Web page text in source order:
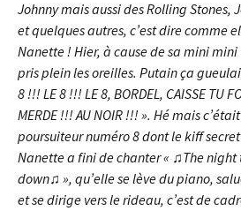
Johnny mais aussi des Rolling Stones,
et quelques autres, c’est dire comme
Nanette ! Hier, à cause de sa mini
pris plein les oreilles. Putain ça
8 !!! LE 8 !!! LE 8, BORDEL, CAISSE TU
MERDE !!! AU NOIR !!! ». Hé mais
poursuiteur numéro 8 dont le kiff
Nanette a fini de chanter « ♫The night
down♫ », qu’elle se lève du piano,
et se dirige vers le rideau, c’est de